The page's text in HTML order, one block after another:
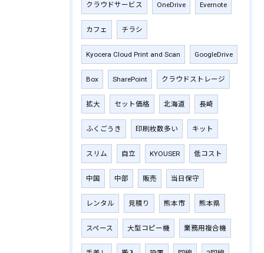
クラウドサービス OneDrive Evernote
カフェ チラシ
Kyocera Cloud Print and Scan GoogleDrive
Box SharePoint クラウドストレージ
拡大 セット価格 北海道 長崎
ふくごうき 印刷枚数多い キット
スリム 自立 KYOUSER 低コスト
中国 中部 販売 当日保守
レンタル 見積り 熊本市 熊本県
スペース 大型コピー機 業務用複合機